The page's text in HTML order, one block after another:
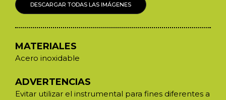
DESCARGAR TODAS LAS IMÁGENES
MATERIALES
Acero inoxidable
ADVERTENCIAS
Evitar utilizar el instrumental para fines diferentes a